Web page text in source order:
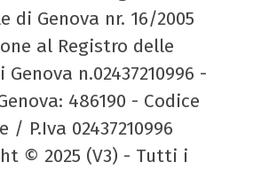
di Genova nr. 16/2005
al Registro delle
Genova n.02437210996 -
486190 - Codice
/ P.Iva 02437210996
© 2025 (V3) - Tutti i